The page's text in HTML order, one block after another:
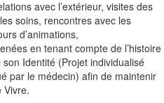
avec l’extérieur, visites des
soins, rencontres avec les
d’animations,
en tenant compte de l’histoire
Identité (Projet individualisé
par le médecin) afin de maintenir
Vivre.